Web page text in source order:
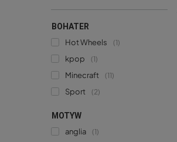
BOHATER
Hot Wheels
1
kpop 1
Minecraft 11
Sport 2
MOTYW
anglia
1